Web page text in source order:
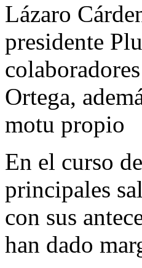
Lázaro
presidente
Ortega,
motu propio
En el curso
principales
con sus
han dado